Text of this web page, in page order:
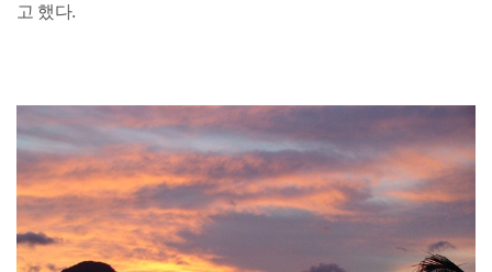
고 했다.